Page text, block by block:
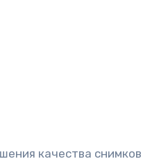
качества